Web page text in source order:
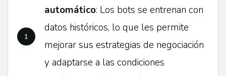
automático: Los bots se entrenan con
datos históricos, lo que les permite
mejorar sus estrategias de negociación
y adaptarse a las condiciones